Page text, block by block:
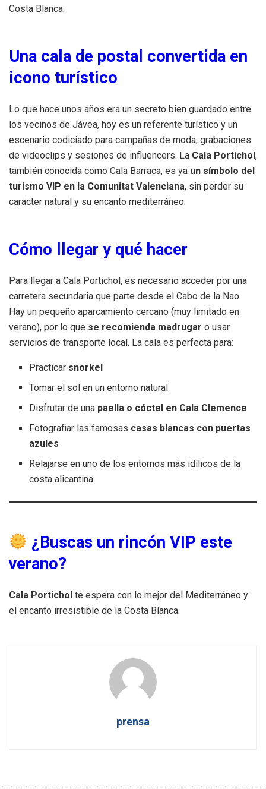
Costa Blanca.
Una cala de postal convertida en
icono turístico
Lo que hace unos años era un secreto bien guardado entre
los vecinos de Jávea, hoy es un referente turístico y un
escenario codiciado para campañas de moda, grabaciones
de videoclips y sesiones de influencers. La Cala Portichol,
también conocida como Cala Barraca, es ya un símbolo del
turismo VIP en la Comunitat Valenciana, sin perder su
carácter natural y su encanto mediterráneo.
Cómo llegar y qué hacer
Para llegar a Cala Portichol, es necesario acceder por una
carretera secundaria que parte desde el Cabo de la Nao.
Hay un pequeño aparcamiento cercano (muy limitado en
verano), por lo que se recomienda madrugar o usar
servicios de transporte local. La cala es perfecta para:
Practicar snorkel
Tomar el sol en un entorno natural
Disfrutar de una paella o cóctel en Cala Clemence
Fotografiar las famosas casas blancas con puertas
azules
Relajarse en uno de los entornos más idílicos de la
costa alicantina
¿Buscas un rincón VIP este
verano?
Cala Portichol te espera con lo mejor del Mediterráneo y
el encanto irresistible de la Costa Blanca.
prensa